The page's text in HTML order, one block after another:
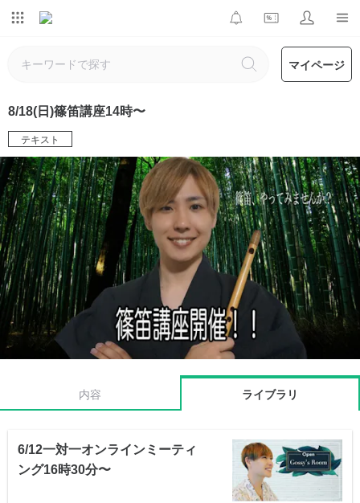
マイページ
8/18(日)篠笛講座14時〜
テキスト
内容 ライブラリ
6/12一対一オンラインミーティ
ング16時30分〜